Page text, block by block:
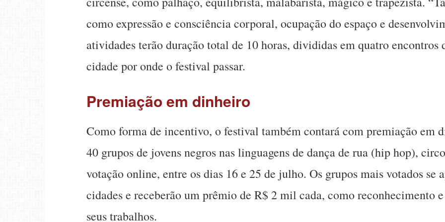
como expressão e consciência corporal, ocupação do espaço e
atividades terão duração total de 10 horas, divididas em quatro encontros
cidade por onde o festival passar.
Premiação em dinheiro
Como forma de incentivo, o festival também contará com premiação em
40 grupos de jovens negros nas linguagens de dança de rua (hip hop),
votação online, entre os dias 16 e 25 de julho. Os grupos mais votados se
cidades e receberão um prêmio de R$ 2 mil cada, como reconhecimento
seus trabalhos.